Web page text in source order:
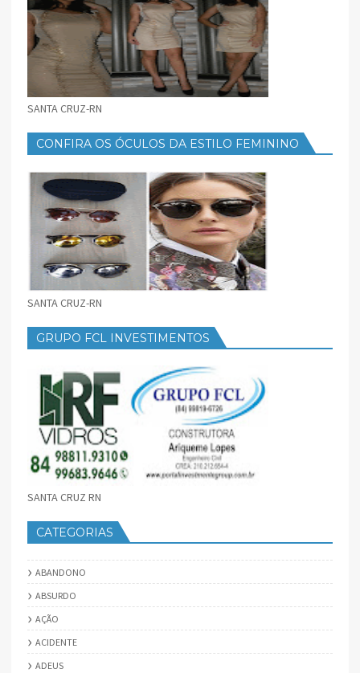
SANTA CRUZ-RN
CONFIRA OS ÓCULOS DA ESTILO FEMININO
SANTA CRUZ-RN
GRUPO FCL INVESTIMENTOS
SANTA CRUZ RN
CATEGORIAS
ABANDONO
ABSURDO
AÇÃO
ACIDENTE
ADEUS